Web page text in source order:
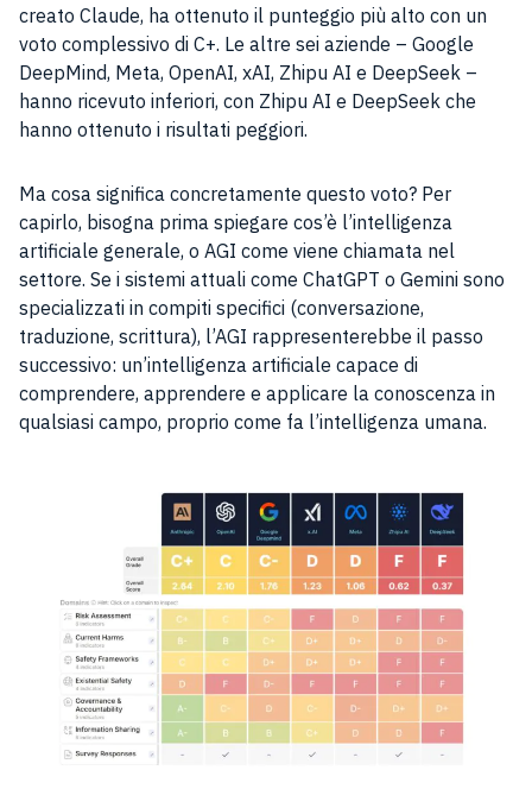
creato Claude, ha ottenuto il punteggio più alto con un
voto complessivo di C+. Le altre sei aziende – Google
DeepMind, Meta, OpenAI, xAI, Zhipu AI e DeepSeek –
hanno ricevuto inferiori, con Zhipu AI e DeepSeek che
hanno ottenuto i risultati peggiori.
Ma cosa significa concretamente questo voto? Per
capirlo, bisogna prima spiegare cos’è l’intelligenza
artificiale generale, o AGI come viene chiamata nel
settore. Se i sistemi attuali come ChatGPT o Gemini sono
specializzati in compiti specifici (conversazione,
traduzione, scrittura), l’AGI rappresenterebbe il passo
successivo: un’intelligenza artificiale capace di
comprendere, apprendere e applicare la conoscenza in
qualsiasi campo, proprio come fa l’intelligenza umana.